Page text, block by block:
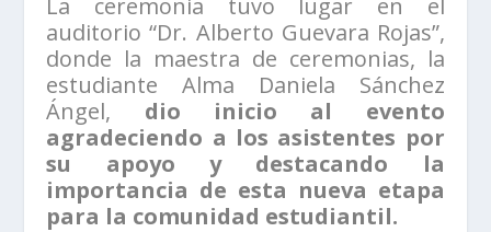
auditorio “Dr. Alberto Guevara Rojas”,
donde la maestra de ceremonias, la
estudiante Alma Daniela Sánchez
Ángel, dio inicio al evento
agradeciendo a los asistentes por
su apoyo y destacando la
importancia de esta nueva etapa
para la comunidad estudiantil.